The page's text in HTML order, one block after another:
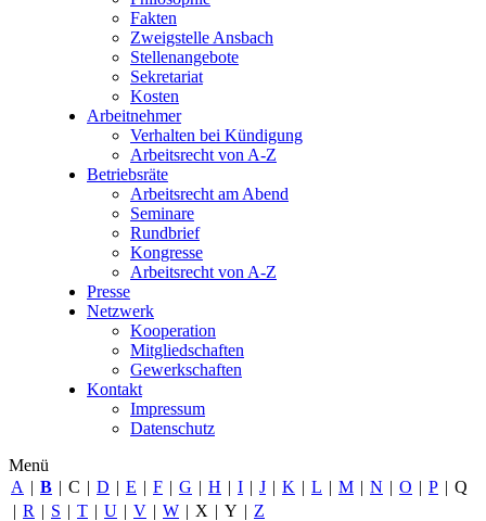
Fakten
Zweigstelle Ansbach
Stellenangebote
Sekretariat
Kosten
Arbeitnehmer
Verhalten bei Kündigung
Arbeitsrecht von A-Z
Betriebsräte
Arbeitsrecht am Abend
Seminare
Rundbrief
Kongresse
Arbeitsrecht von A-Z
Presse
Netzwerk
Kooperation
Mitgliedschaften
Gewerkschaften
Kontakt
Impressum
Datenschutz
Menü
A | B | C | D | E | F | G | H | I | J | K | L | M | N | O | P | Q
| R | S | T | U | V | W | X | Y | Z